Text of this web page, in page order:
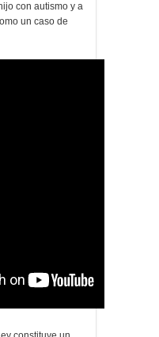
con autismo y a
un caso de